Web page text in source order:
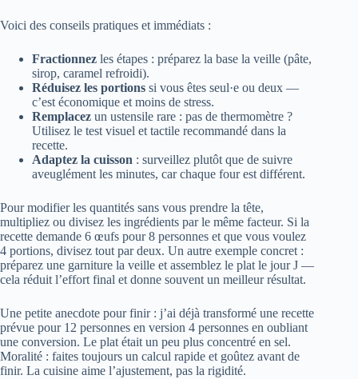
Voici des conseils pratiques et immédiats :
Fractionnez les étapes : préparez la base la veille (pâte,
sirop, caramel refroidi).
Réduisez les portions si vous êtes seul·e ou deux —
c’est économique et moins de stress.
Remplacez un ustensile rare : pas de thermomètre ?
Utilisez le test visuel et tactile recommandé dans la
recette.
Adaptez la cuisson : surveillez plutôt que de suivre
aveuglément les minutes, car chaque four est différent.
Pour modifier les quantités sans vous prendre la tête,
multipliez ou divisez les ingrédients par le même facteur. Si la
recette demande 6 œufs pour 8 personnes et que vous voulez
4 portions, divisez tout par deux. Un autre exemple concret :
préparez une garniture la veille et assemblez le plat le jour J —
cela réduit l’effort final et donne souvent un meilleur résultat.
Une petite anecdote pour finir : j’ai déjà transformé une recette
prévue pour 12 personnes en version 4 personnes en oubliant
une conversion. Le plat était un peu plus concentré en sel.
Moralité : faites toujours un calcul rapide et goûtez avant de
finir. La cuisine aime l’ajustement, pas la rigidité.